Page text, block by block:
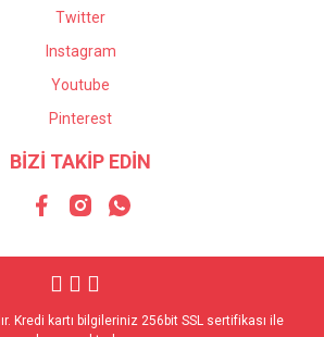
Twitter
Instagram
Youtube
Pinterest
BİZİ TAKİP EDİN
Kredi kartı bilgileriniz 256bit SSL sertifikası ile